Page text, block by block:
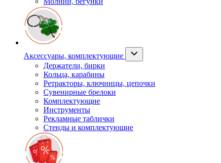
Аксессуары, комплектующие
Держатели, бирки
Кольца, карабины
Ретракторы, ключницы, цепочки
Сувенирные брелоки
Комплектующие
Инструменты
Рекламные таблички
Стенды и комплектующие